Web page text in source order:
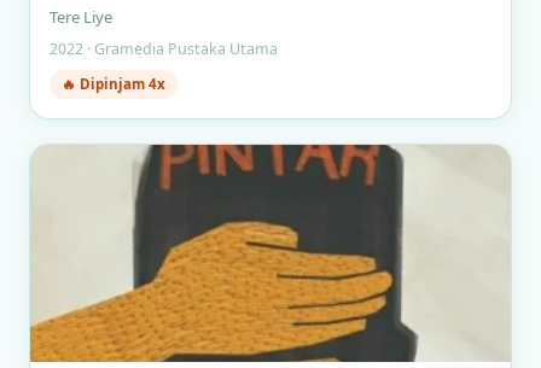
Tere Liye
2022 · Gramedia Pustaka Utama
🔥 Dipinjam 4x